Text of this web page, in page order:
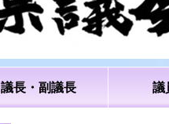
議長・副議長 議